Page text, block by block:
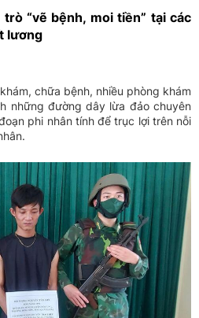
“vẽ bệnh, moi tiền” tại các
lương
chữa bệnh, nhiều phòng khám
những đường dây lừa đảo chuyên
phi nhân tính để trục lợi trên nỗi